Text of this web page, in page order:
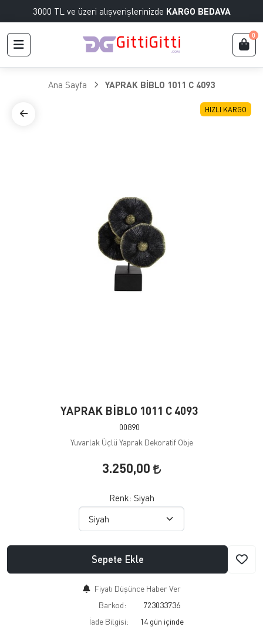
3000 TL ve üzeri alışverişlerinizde KARGO BEDAVA
0
Ana Sayfa YAPRAK BİBLO 1011 C 4093
HIZLI KARGO
YAPRAK BİBLO 1011 C 4093
00890
Yuvarlak Üçlü Yaprak Dekoratif Obje
3.250,00
Renk: Siyah
Sepete Ekle
Fiyatı Düşünce Haber Ver
Barkod:
723033736
İade Bilgisi: